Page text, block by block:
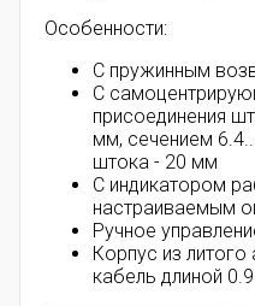
Особенности:
С пружинным
С
присоединения
мм, сечением
штока - 20 мм
С индикатором
настраиваемым
Ручное
Корпус из
кабель длиной